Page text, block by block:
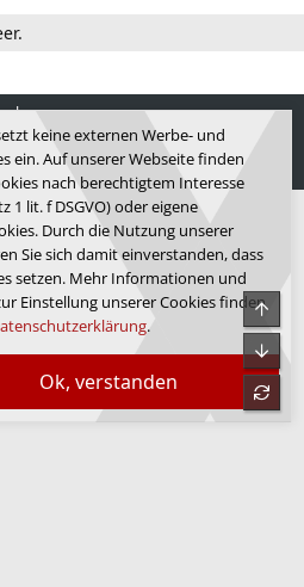
Datenschutz Hilfe Startseite
Ok, verstanden
keine externen Werbe- und
ein. Auf unserer Webseite finden
nach berechtigtem Interesse
1 lit. f DSGVO) oder eigene
Durch die Nutzung unserer
Sie sich damit einverstanden, dass
setzen. Mehr Informationen und
Einstellung unserer Cookies finden
.